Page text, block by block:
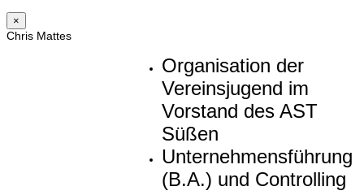
×
Chris Mattes
Organisation der
Vereinsjugend im
Vorstand des AST
Süßen
Unternehmensführung
(B.A.) und Controlling